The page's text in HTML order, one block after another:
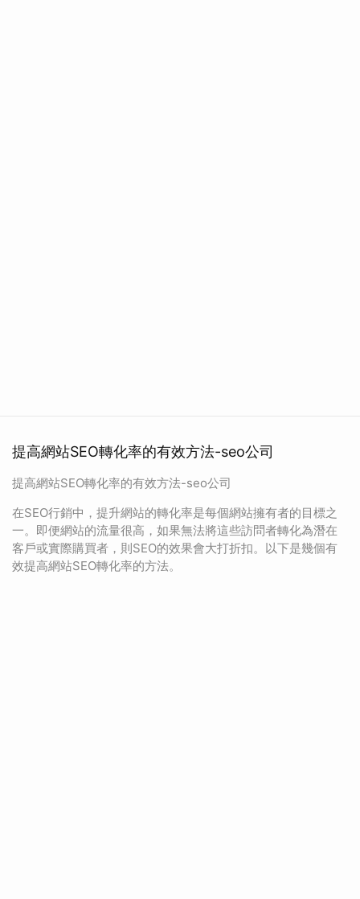
提高網站SEO轉化率的有效方法-seo公司
提高網站SEO轉化率的有效方法-seo公司
在SEO行銷中，提升網站的轉化率是每個網站擁有者的目標之
一。即便網站的流量很高，如果無法將這些訪問者轉化為潛在
客戶或實際購買者，則SEO的效果會大打折扣。以下是幾個有
效提高網站SEO轉化率的方法。